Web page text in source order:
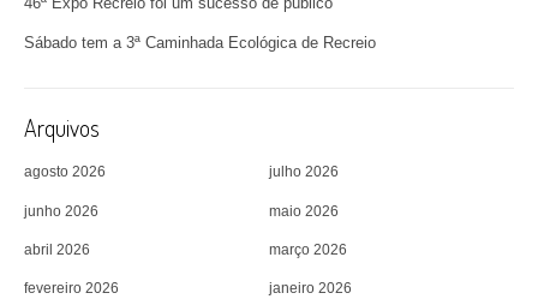
Sábado tem a 3ª Caminhada Ecológica de Recreio
Arquivos
agosto 2026 julho 2026
junho 2026 maio 2026
abril 2026 março 2026
fevereiro 2026 janeiro 2026